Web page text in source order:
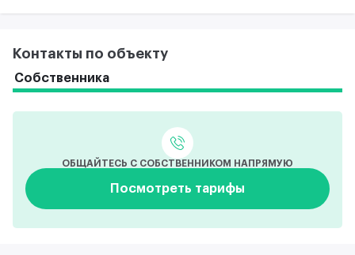
Представлены типовые фотографии помещения без
отделки.
Контакты по объекту
Собственника
ОБЩАЙТЕСЬ С СОБСТВЕННИКОМ НАПРЯМУЮ
Посмотреть тарифы